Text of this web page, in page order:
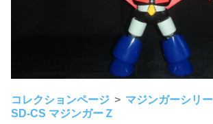
コレクションページ
マジンガーシリ
SD-CS マジンガーＺ